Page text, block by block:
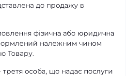
​​до продажу в
фізична або юридична
належним чином
Товару.
третя особа, що надає послуги